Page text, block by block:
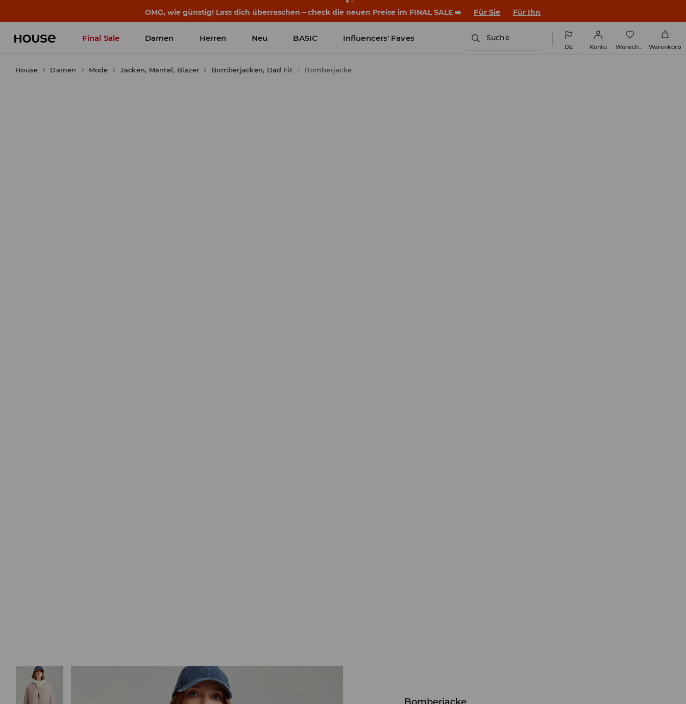
OMG, wie günstig! Lass dich überraschen – check die neuen Preise im FINAL SALE ➡️ Für Sie Für Ihn
Final Sale Damen Herren Neu BASIC Influencers' Faves Suche
DE Konto Wunschliste Warenkorb
House Damen Mode Jacken, Mäntel, Blazer Bomberjacken, Dad Fit Bomberjacke